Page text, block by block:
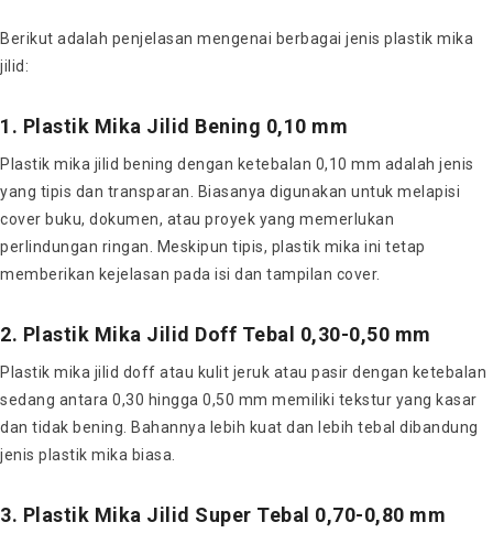
Berikut adalah penjelasan mengenai berbagai jenis plastik mika
jilid:
1. Plastik Mika Jilid Bening 0,10 mm
Plastik mika jilid bening dengan ketebalan 0,10 mm adalah jenis
yang tipis dan transparan. Biasanya digunakan untuk melapisi
cover buku, dokumen, atau proyek yang memerlukan
perlindungan ringan. Meskipun tipis, plastik mika ini tetap
memberikan kejelasan pada isi dan tampilan cover.
2. Plastik Mika Jilid Doff Tebal 0,30-0,50 mm
Plastik mika jilid doff atau kulit jeruk atau pasir dengan ketebalan
sedang antara 0,30 hingga 0,50 mm memiliki tekstur yang kasar
dan tidak bening. Bahannya lebih kuat dan lebih tebal dibandung
jenis plastik mika biasa.
3. Plastik Mika Jilid Super Tebal 0,70-0,80 mm